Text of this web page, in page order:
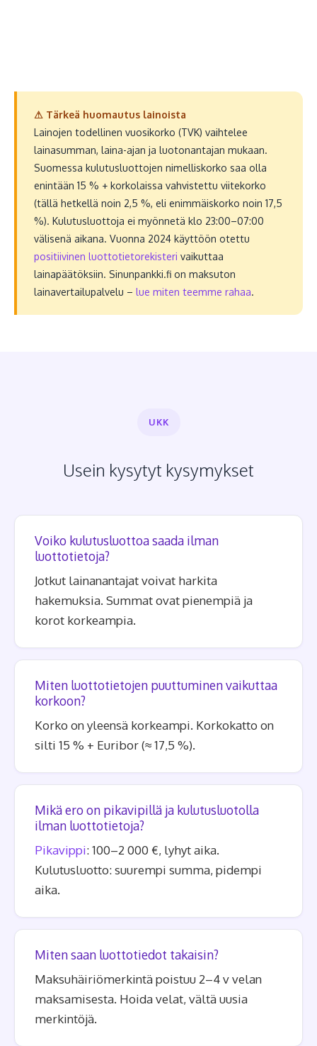
⚠ Tärkeä huomautus lainoista
Lainojen todellinen vuosikorko (TVK) vaihtelee
lainasumman, laina-ajan ja luotonantajan mukaan.
Suomessa kulutusluottojen nimelliskorko saa olla
enintään 15 % + korkolaissa vahvistettu viitekorko
(tällä hetkellä noin 2,5 %, eli enimmäiskorko noin 17,5
%). Kulutusluottoja ei myönnetä klo 23:00–07:00
välisenä aikana. Vuonna 2024 käyttöön otettu
positiivinen luottotietorekisteri vaikuttaa
lainapäätöksiin. Sinunpankki.fi on maksuton
lainavertailupalvelu – lue miten teemme rahaa.
UKK
Usein kysytyt kysymykset
Voiko kulutusluottoa saada ilman
luottotietoja?
Jotkut lainanantajat voivat harkita
hakemuksia. Summat ovat pienempiä ja
korot korkeampia.
Miten luottotietojen puuttuminen vaikuttaa
korkoon?
Korko on yleensä korkeampi. Korkokatto on
silti 15 % + Euribor (≈ 17,5 %).
Mikä ero on pikavipillä ja kulutusluotolla
ilman luottotietoja?
Pikavippi: 100–2 000 €, lyhyt aika.
Kulutusluotto: suurempi summa, pidempi
aika.
Miten saan luottotiedot takaisin?
Maksuhäiriömerkintä poistuu 2–4 v velan
maksamisesta. Hoida velat, vältä uusia
merkintöjä.